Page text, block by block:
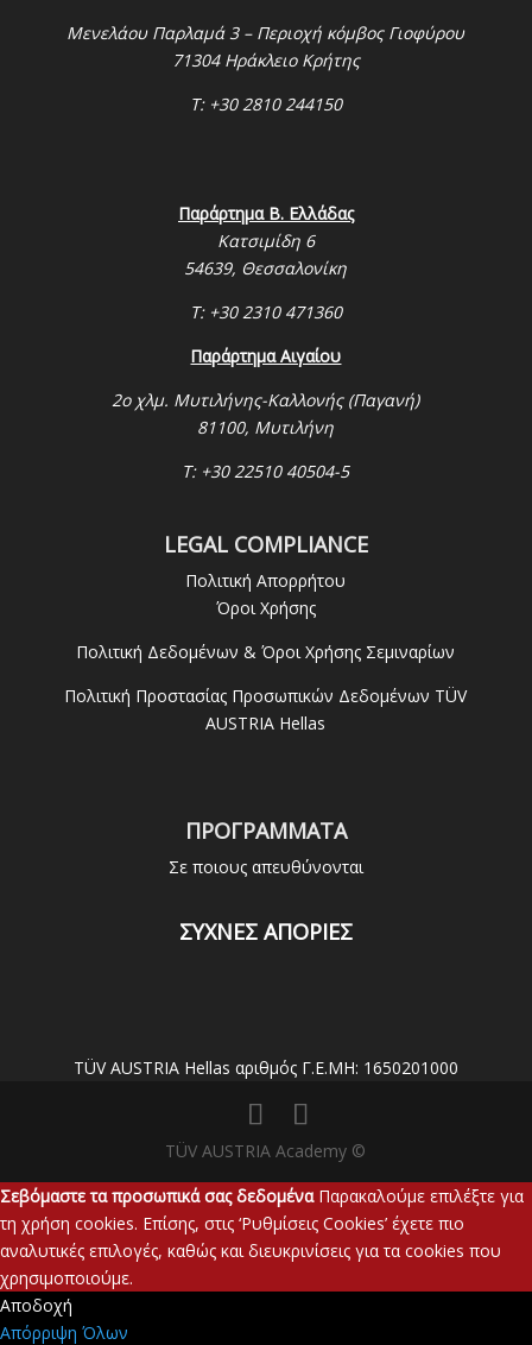
Μενελάου Παρλαμά 3 – Περιοχή κόμβος Γιοφύρου
71304 Ηράκλειο Κρήτης
Τ: +30 2810 244150
Παράρτημα Β. Ελλάδας
Κατσιμίδη 6
54639, Θεσσαλονίκη
Τ: +30 2310 471360
Παράρτημα Αιγαίου
2ο χλμ. Μυτιλήνης-Καλλονής (Παγανή)
81100, Μυτιλήνη
Τ: +30 22510 40504-5
LEGAL COMPLIANCE
Πολιτική Απορρήτου
Όροι Χρήσης
Πολιτική Δεδομένων & Όροι Χρήσης Σεμιναρίων
Πολιτική Προστασίας Προσωπικών Δεδομένων TÜV
AUSTRIA Hellas
ΠΡΟΓΡΑΜΜΑΤΑ
Σε ποιους απευθύνονται
ΣΥΧΝΕΣ ΑΠΟΡΙΕΣ
TÜV AUSTRIA Hellas αριθμός Γ.Ε.ΜΗ: 1650201000
TÜV AUSTRIA Academy ©
Σεβόμαστε τα προσωπικά σας δεδομέναΠαρακαλούμε επιλέξτε για
τη χρήση cookies. Επίσης, στις ‘Ρυθμίσεις Cookies’ έχετε πιο
αναλυτικές επιλογές, καθώς και διευκρινίσεις για τα cookies που
χρησιμοποιούμε.
Αποδοχή
Απόρριψη Όλων